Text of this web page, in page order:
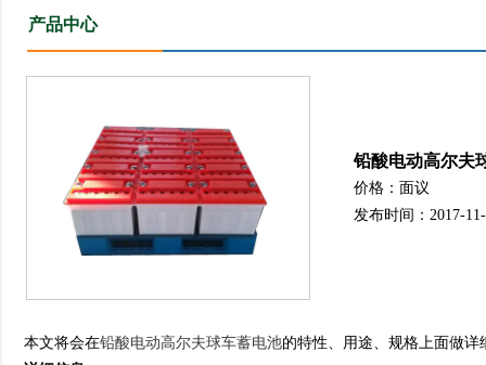
产品中心
铅酸电动高尔夫
价格：面议
发布时间：2017-
本文将会在铅酸电动高尔夫球车蓄电池的特性、用途、规格上面做详